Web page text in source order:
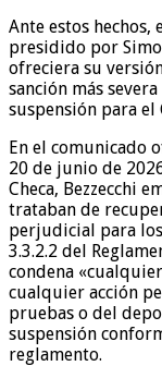
Ante estos hechos,
presidido por
ofreciera su
sanción más
suspensión para el
En el comunicado
20 de junio de
Checa, Bezzecchi
trataban de
perjudicial para
3.3.2.2 del
condena
cualquier acción
pruebas o del
suspensión
reglamento.